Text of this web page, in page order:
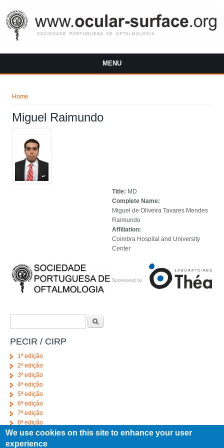
MENU
Home
Miguel Raimundo
Title: MD
Complete Name:
Miguel de Oliveira Tavares Mendes
Raimundo
Affiliation:
Coimbra Hospital and University
Center
PECIR / CIRP
1ª edição
2ª edição
3ª edição
4ª edição
5ª edição
6ª edição
7ª edição
8ª edição
9ª edição
10ª edição
We use cookies on this site to enhance your user
experience